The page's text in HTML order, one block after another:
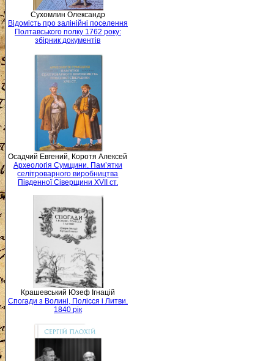
Сухомлин Олександр
Відомість про залінійні поселення
Полтавського полку 1762 року:
збірник документів
Осадчий Евгений, Коротя Алексей
Археологія Сумщини. Пам’ятки
селітроварного виробництва
Південної Сіверщини XVII ст.
Крашевський Юзеф Ігнацій
Спогади з Волині, Полісся і Литви.
1840 рік